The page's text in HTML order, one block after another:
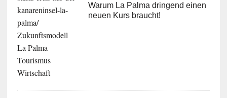
Warum La Palma dringend einen
neuen Kurs braucht!